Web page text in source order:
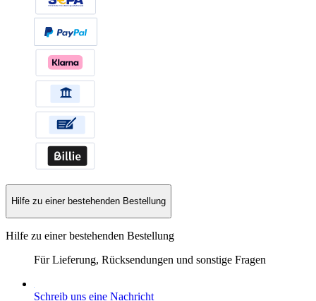
Hilfe zu einer bestehenden Bestellung
Hilfe zu einer bestehenden Bestellung
Für Lieferung, Rücksendungen und sonstige Fragen
Schreib uns eine Nachricht